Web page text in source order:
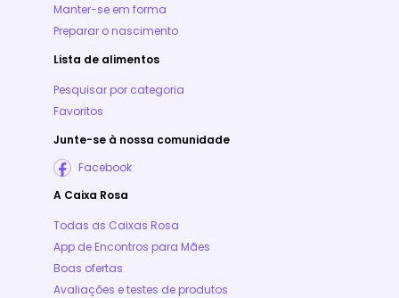
Manter-se em forma
Preparar o nascimento
Lista de alimentos
Pesquisar por categoria
Favoritos
Junte-se à nossa comunidade
Facebook
A Caixa Rosa
Todas as Caixas Rosa
App de Encontros para Mães
Boas ofertas
Avaliações e testes de produtos